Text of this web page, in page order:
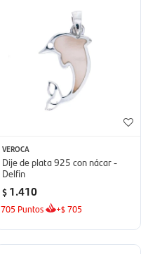
VEROCA
Dije de plata 925 con nácar -
Delfin
$ 1.410
705 Puntos +$705